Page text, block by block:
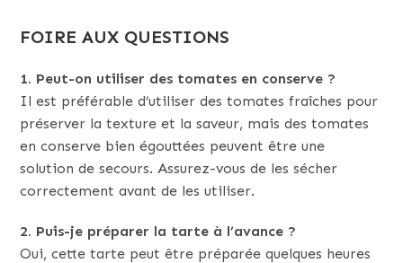
FOIRE AUX QUESTIONS
1. Peut-on utiliser des tomates en conserve ?
Il est préférable d’utiliser des tomates fraîches pour
préserver la texture et la saveur, mais des tomates
en conserve bien égouttées peuvent être une
solution de secours. Assurez-vous de les sécher
correctement avant de les utiliser.
2. Puis-je préparer la tarte à l’avance ?
Oui, cette tarte peut être préparée quelques heures